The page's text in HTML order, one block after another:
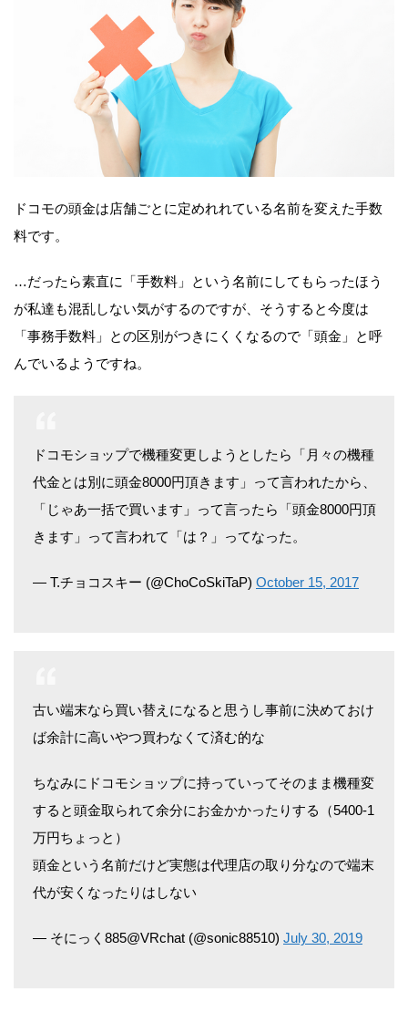
ドコモの頭金は店舗ごとに定めれれている名前を変えた手数
料です。
…だったら素直に「手数料」という名前にしてもらったほう
が私達も混乱しない気がするのですが、そうすると今度は
「事務手数料」との区別がつきにくくなるので「頭金」と呼
んでいるようですね。
ドコモショップで機種変更しようとしたら「月々の機種
代金とは別に頭金8000円頂きます」って言われたから、
「じゃあ一括で買います」って言ったら「頭金8000円頂
きます」って言われて「は？」ってなった。
— T.チョコスキー (@ChoCoSkiTaP) October 15, 2017
古い端末なら買い替えになると思うし事前に決めておけ
ば余計に高いやつ買わなくて済む的な
ちなみにドコモショップに持っていってそのまま機種変
すると頭金取られて余分にお金かかったりする（5400-1
万円ちょっと）
頭金という名前だけど実態は代理店の取り分なので端末
代が安くなったりはしない
— そにっく885@VRchat (@sonic88510) July 30, 2019